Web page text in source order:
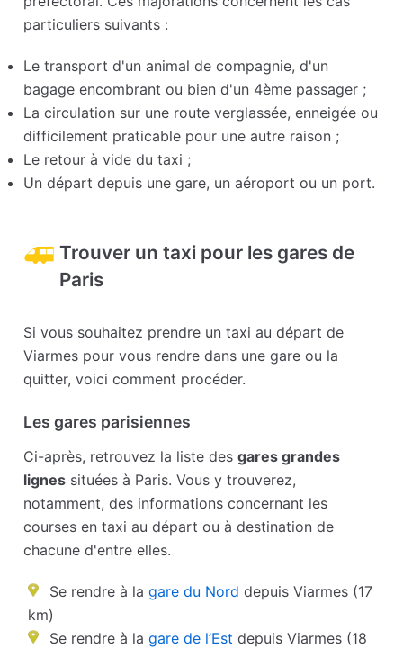
particuliers suivants :
Le transport d'un animal de compagnie, d'un
bagage encombrant ou bien d'un 4ème passager ;
La circulation sur une route verglassée, enneigée ou
difficilement praticable pour une autre raison ;
Le retour à vide du taxi ;
Un départ depuis une gare, un aéroport ou un port.
Trouver un taxi pour les gares de
Paris
Si vous souhaitez prendre un taxi au départ de
Viarmes pour vous rendre dans une gare ou la
quitter, voici comment procéder.
Les gares parisiennes
Ci-après, retrouvez la liste desgares grandes
lignes situées à Paris. Vous y trouverez,
notamment, des informations concernant les
courses en taxi au départ ou à destination de
chacune d'entre elles.
Se rendre à la gare du Nord depuis Viarmes (17
km)
Se rendre à la gare de l’Est depuis Viarmes (18